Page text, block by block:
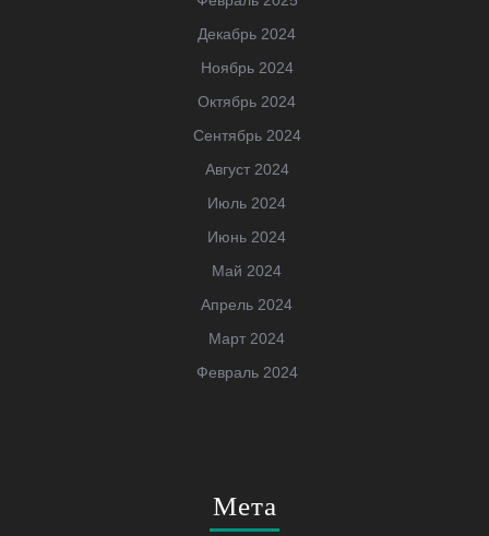
Декабрь 2024
Ноябрь 2024
Октябрь 2024
Сентябрь 2024
Август 2024
Июль 2024
Июнь 2024
Май 2024
Апрель 2024
Март 2024
Февраль 2024
Мета